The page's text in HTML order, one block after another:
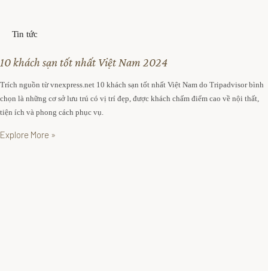
n
Tin tức
10 khách sạn tốt nhất Việt Nam 2024
Trích nguồn từ vnexpress.net 10 khách sạn tốt nhất Việt Nam do Tripadvisor bình
chọn là những cơ sở lưu trú có vị trí đẹp, được khách chấm điểm cao về nội thất,
tiện ích và phong cách phục vụ.
Explore More »